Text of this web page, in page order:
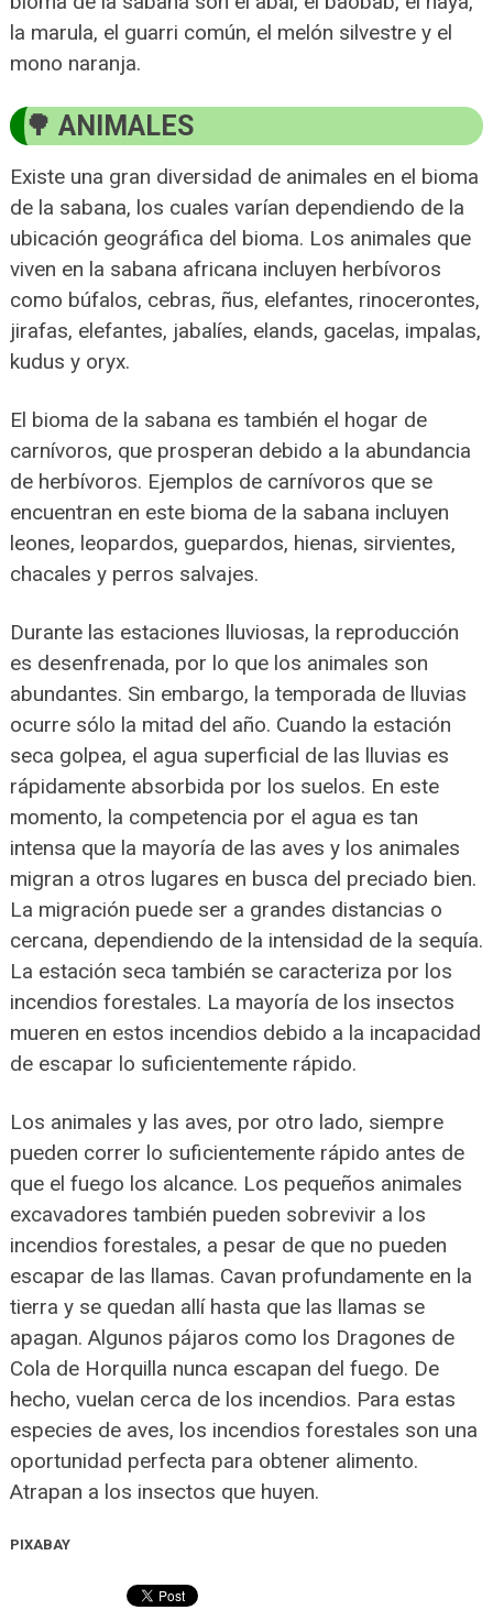
la marula, el guarri común, el melón silvestre y el
mono naranja.
ANIMALES
Existe una gran diversidad de animales en el bioma
de la sabana, los cuales varían dependiendo de la
ubicación geográfica del bioma. Los animales que
viven en la sabana africana incluyen herbívoros
como búfalos, cebras, ñus, elefantes, rinocerontes,
jirafas, elefantes, jabalíes, elands, gacelas, impalas,
kudus y oryx.
El bioma de la sabana es también el hogar de
carnívoros, que prosperan debido a la abundancia
de herbívoros. Ejemplos de carnívoros que se
encuentran en este bioma de la sabana incluyen
leones, leopardos, guepardos, hienas, sirvientes,
chacales y perros salvajes.
Durante las estaciones lluviosas, la reproducción
es desenfrenada, por lo que los animales son
abundantes. Sin embargo, la temporada de lluvias
ocurre sólo la mitad del año. Cuando la estación
seca golpea, el agua superficial de las lluvias es
rápidamente absorbida por los suelos. En este
momento, la competencia por el agua es tan
intensa que la mayoría de las aves y los animales
migran a otros lugares en busca del preciado bien.
La migración puede ser a grandes distancias o
cercana, dependiendo de la intensidad de la sequía.
La estación seca también se caracteriza por los
incendios forestales. La mayoría de los insectos
mueren en estos incendios debido a la incapacidad
de escapar lo suficientemente rápido.
Los animales y las aves, por otro lado, siempre
pueden correr lo suficientemente rápido antes de
que el fuego los alcance. Los pequeños animales
excavadores también pueden sobrevivir a los
incendios forestales, a pesar de que no pueden
escapar de las llamas. Cavan profundamente en la
tierra y se quedan allí hasta que las llamas se
apagan. Algunos pájaros como los Dragones de
Cola de Horquilla nunca escapan del fuego. De
hecho, vuelan cerca de los incendios. Para estas
especies de aves, los incendios forestales son una
oportunidad perfecta para obtener alimento.
Atrapan a los insectos que huyen.
PIXABAY